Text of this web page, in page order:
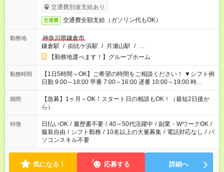
交通費別途支給あり
交通費 交通費全額支給（ガソリン代もOK）
勤務地
神奈川県鎌倉市
鎌倉駅 / 由比ケ浜駅 / 片瀬山駅 / …
【勤務地選べます！】グループホーム
勤務時間
【1日5時間～OK】ご希望の時間をご相談ください！ ▼シフト例
日勤 9:00～18:00 早番 7:00～16:00 遅番 10:00～19:00 時
短 10:00～15:00 上記はあくまで一例です。 「夕方までには帰宅
しておきたい」 「朝はゆっくりのスタートがいい」 「お昼の時
間を有効に使いたい」 など、ご希望があれば教えてください
ね。
期間
【急募】1ヶ月～OK！スタート日の相談もOK！（最短2日後か
ら）
特徴 日払いOK / 履歴書不要 / 40～50代活躍中 / 副業・WワークOK /
服装自由 / シフト勤務 / 10名以上の大量募集 / 電話対応なし / パ
ソコンスキル不要
気になる！ 応募する 詳細へ